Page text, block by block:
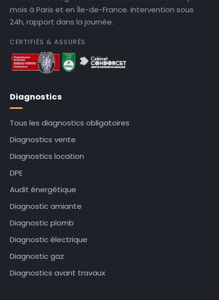
mois à Paris et en Île-de-France. Intervention sous
24h, rapport dans la journée.
CERTIFIÉS & ASSURÉS
Diagnostics
Tous les diagnostics obligatoires
Diagnostics vente
Diagnostics location
DPE
Audit énergétique
Diagnostic amiante
Diagnostic plomb
Diagnostic électrique
Diagnostic gaz
Diagnostics avant travaux